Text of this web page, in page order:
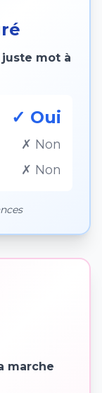
mot à
✓ Oui
✗ Non
✗ Non
marche